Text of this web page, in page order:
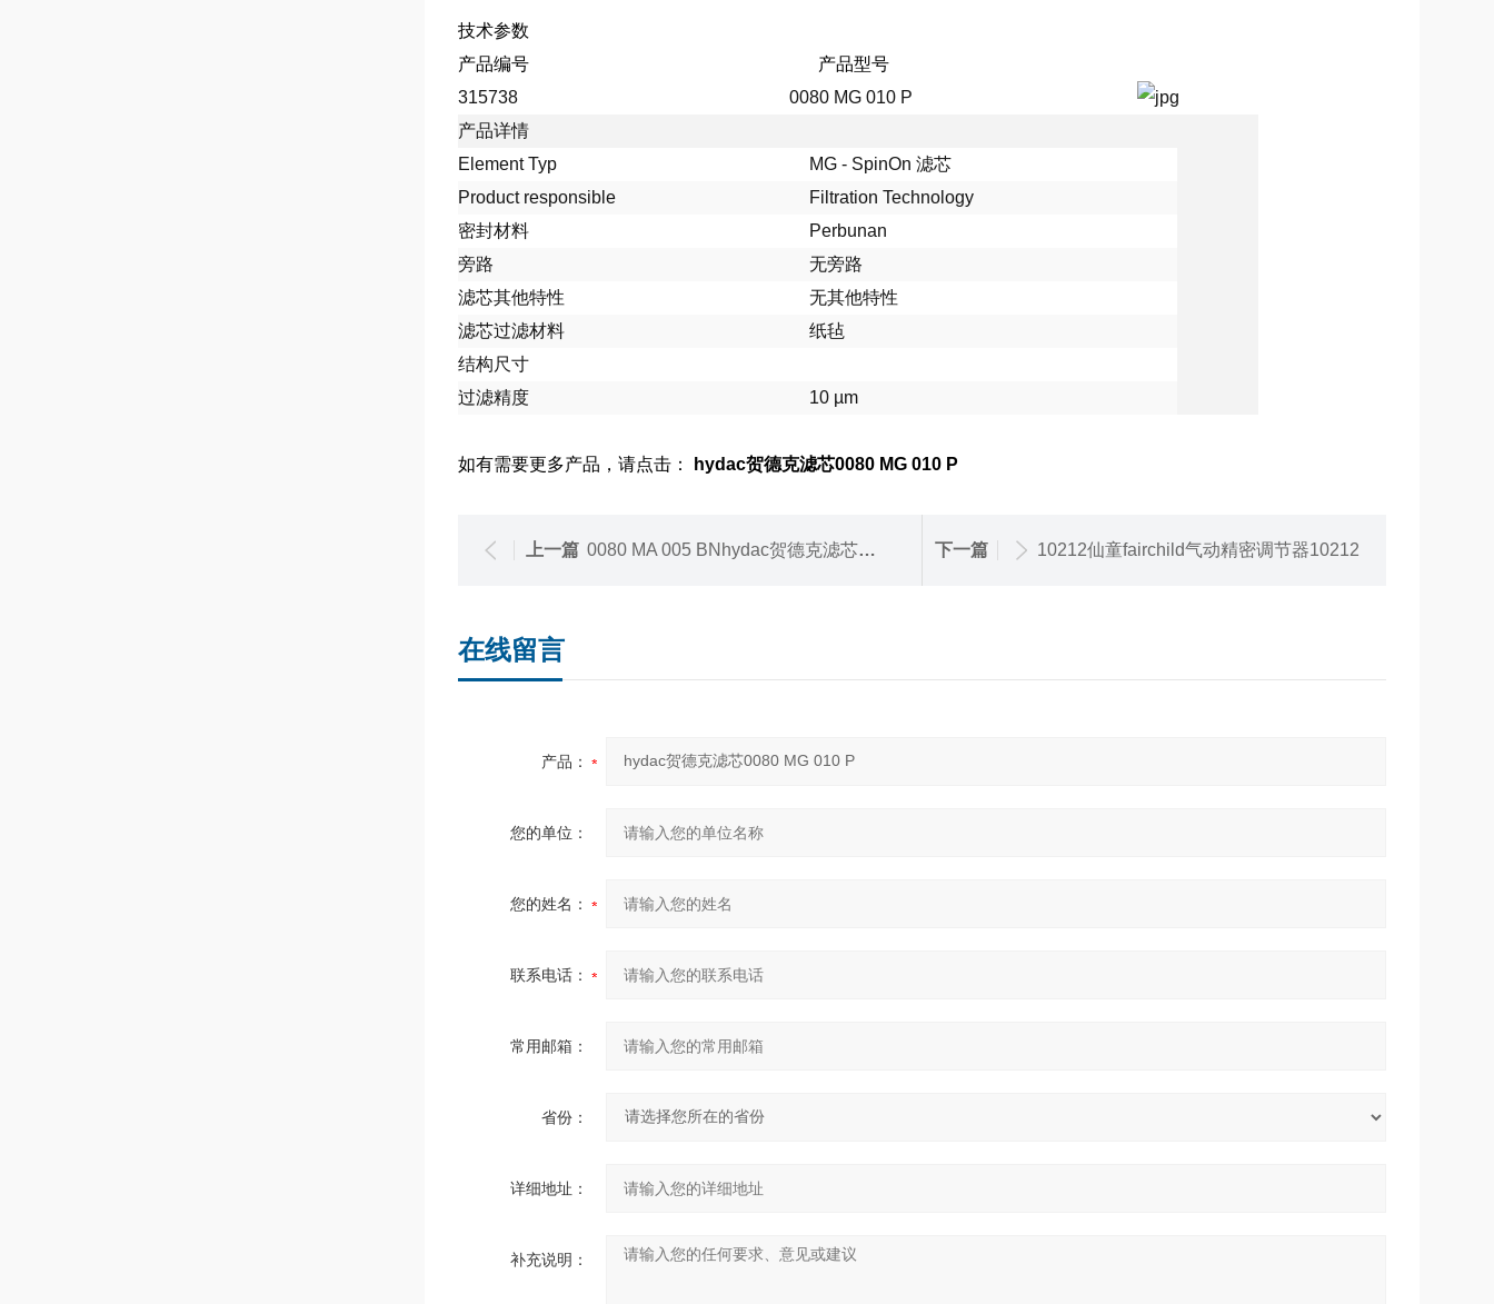
技术参数
产品编号 产品型号
315738
0080 MG 010 P
产品详情
Element Typ
MG - SpinOn 滤芯
Product responsible
Filtration Technology
密封材料
Perbunan
旁路
无旁路
滤芯其他特性
无其他特性
滤芯过滤材料
纸毡
结构尺寸
过滤精度
10 µm
如有需要更多产品，请点击： hydac贺德克滤芯0080 MG 010 P
上一篇 0080 MA 005 BNhydac贺德克滤芯0080 MA 005 BN 下一篇 10212仙童fairchild气动精密调节器10212
在线留言
产品：
您的单位：
您的姓名：
联系电话：
常用邮箱：
省份：
详细地址：
补充说明：